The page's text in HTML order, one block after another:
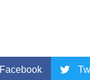
Facebook